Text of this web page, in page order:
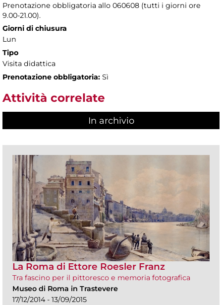
Prenotazione obbligatoria allo 060608 (tutti i giorni ore
9.00-21.00).
Giorni di chiusura
Lun
Tipo
Visita didattica
Prenotazione obbligatoria: Sì
Attività correlate
In archivio
La Roma di Ettore Roesler Franz
Tra fascino per il pittoresco e memoria fotografica
Museo di Roma in Trastevere
17/12/2014 - 13/09/2015